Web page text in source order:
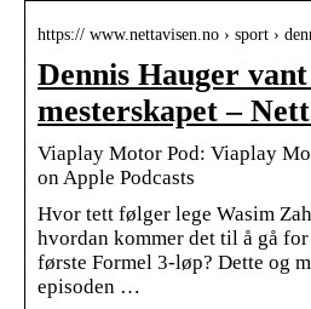
https:// www.nettavisen.no › sport ›
Dennis Hauger
mesterskapet –
‎Viaplay Motor Pod: Viaplay
on Apple Podcasts
Hvor tett følger lege Wasim
hvordan kommer det til å gå
første Formel 3-løp? Dette og
episoden …